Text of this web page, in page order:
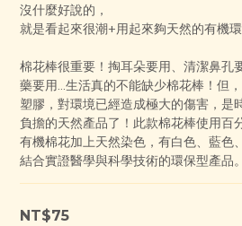
商品消費滿3,000免運！（
每月 8 號會員日｜小超市自製商品不限
會員日官網下單：自製無麩麵包、餅乾
惠！
6
5
3
2
1
0
6
5
3
2
1
0
日
:
7
5
4
3
2
1
0
5
3
2
1
0
:
5
3
2
1
0
9
7
6
5
4
3
2
1
分
:
沒什麼好說的，
就是看起來很潮+用起來夠天然的有機環
棉花棒很重要！掏耳朵要用、清潔鼻孔
藥要用...生活真的不能缺少棉花棒！但
塑膠，對環境已經造成極大的傷害，是
負擔的天然產品了！此款棉花棒使用百
有機棉花加上天然染色，有白色、藍色
結合實證醫學與科學技術的環保型產品。
NT$75